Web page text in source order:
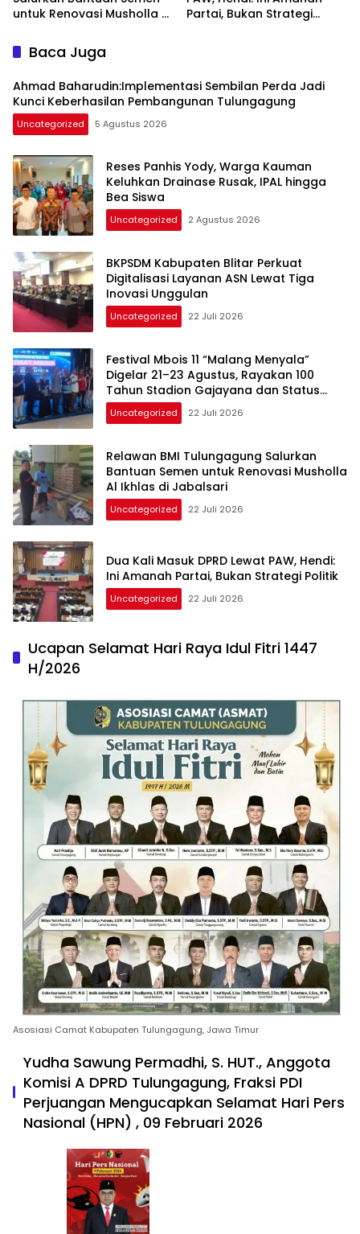
untuk Renovasi Musholla Al
Partai, Bukan Strategi
Baca Juga
Ahmad Baharudin:Implementasi Sembilan Perda Jadi
Kunci Keberhasilan Pembangunan Tulungagung
Uncategorized 5 Agustus 2026
Reses Panhis Yody, Warga Kauman
Keluhkan Drainase Rusak, IPAL hingga
Bea Siswa
Uncategorized 2 Agustus 2026
BKPSDM Kabupaten Blitar Perkuat
Digitalisasi Layanan ASN Lewat Tiga
Inovasi Unggulan
Uncategorized 22 Juli 2026
Festival Mbois 11 “Malang Menyala”
Digelar 21–23 Agustus, Rayakan 100
Tahun Stadion Gajayana dan Status
UNESCO
Uncategorized 22 Juli 2026
Relawan BMI Tulungagung Salurkan
Bantuan Semen untuk Renovasi Musholla
Al Ikhlas di Jabalsari
Uncategorized 22 Juli 2026
Dua Kali Masuk DPRD Lewat PAW, Hendi:
Ini Amanah Partai, Bukan Strategi Politik
Uncategorized 22 Juli 2026
Ucapan Selamat Hari Raya Idul Fitri 1447
H/2026
Asosiasi Camat Kabupaten Tulungagung, Jawa Timur
Yudha Sawung Permadhi, S. HUT., Anggota
Komisi A DPRD Tulungagung, Fraksi PDI
Perjuangan Mengucapkan Selamat Hari Pers
Nasional (HPN) , 09 Februari 2026